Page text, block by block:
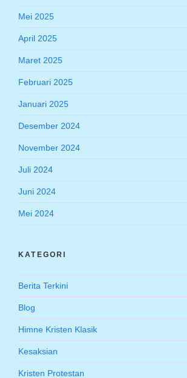
Mei 2025
April 2025
Maret 2025
Februari 2025
Januari 2025
Desember 2024
November 2024
Juli 2024
Juni 2024
Mei 2024
KATEGORI
Berita Terkini
Blog
Himne Kristen Klasik
Kesaksian
Kristen Protestan